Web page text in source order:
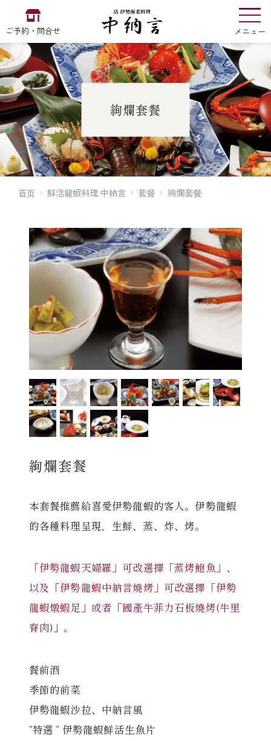
ご予約・問合せ メニュー
中納言のお食い初め
EN 中文 한국어
中納言の伊勢海老
用途・シーン
ご結婚式 1.5次会・
二次会
レストラン
オンライン通販
(造り/焼物/蒸し/ボイル伊勢海老)
(ごちそう重/誕生日重/還暦重/お食い初め重)
弁当宅配・仕出し
鉄板焼 ひかり
製薬会社・MR
企業情報
プライバシーポリシー
ご意見・お問合せ
取引先エントリー
絢爛套餐
首页 鮮活龍蝦料理 中納言 套餐 絢爛套餐
絢爛套餐
本套餐推薦給喜愛伊勢龍蝦的客人。伊勢龍蝦
的各種料理呈現，生鮮、蒸、炸、烤。
「伊勢龍蝦天婦羅」可改選擇「蒸烤鮑魚」、
以及「伊勢龍蝦中納言燒烤」可改選擇「伊勢
龍蝦燉蝦足」或者「國產牛菲力石板燒烤(牛里
脊肉)」。
餐前酒
季節的前菜
伊勢龍蝦沙拉、中納言風
”特選 ” 伊勢龍蝦鮮活生魚片